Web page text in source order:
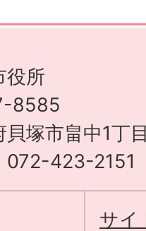
役所
8585
貝塚市畠中1丁
072-423-2151
サイ